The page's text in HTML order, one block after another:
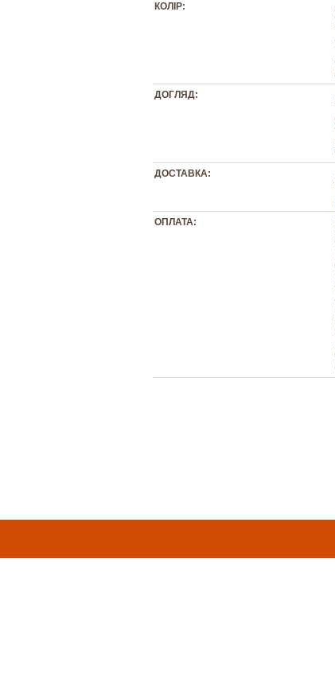
КОЛІР:
ДОГЛЯД:
ДОСТАВКА:
ОПЛАТА: